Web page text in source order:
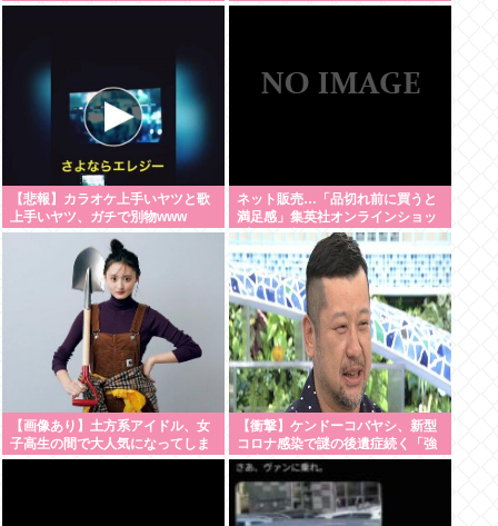
【悲報】カラオケ上手いヤツと歌
上手いヤツ、ガチで別物www
ネット販売…「品切れ前に買うと
満足感」集英社オンラインショッ
プで“43億円分”キャンセルか
200超のメールアカウント使い大
量注文 32歳女を逮捕 [8/6]
【画像あり】土方系アイドル、女
子高生の間で大人気になってしま
うwww
【衝撃】ケンドーコバヤシ、新型
コロナ感染で謎の後遺症続く「強
い炭酸飲んだら、あばら折れそう
になる」